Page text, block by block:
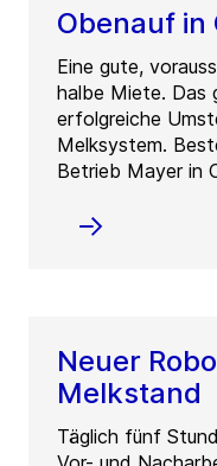
Obenauf in
Eine gute,
halbe Miete. Das
erfolgreiche
Melksystem.
Betrieb Mayer in
Neuer
Melkstand
Täglich fünf